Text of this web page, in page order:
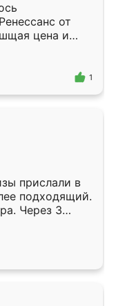
от
цена и
Приехавший
самый
1
прислали в
подходящий.
Через 3
Остались